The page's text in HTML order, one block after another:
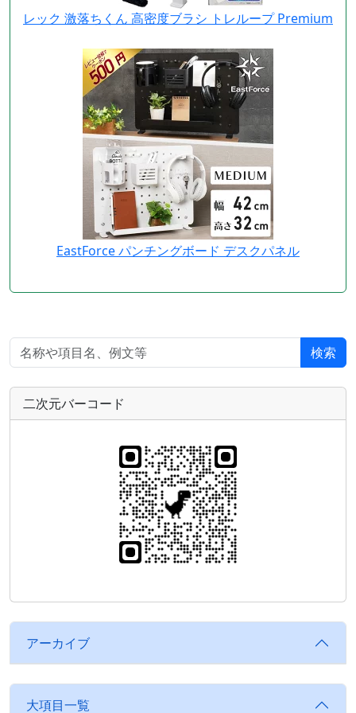
レック 激落ちくん 高密度ブラシ トレループ Premium
EastForce パンチングボード デスクパネル
検索
二次元バーコード
アーカイブ
大項目一覧